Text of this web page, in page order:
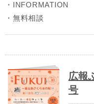
・INFORMATION
・無料相談
広報
号